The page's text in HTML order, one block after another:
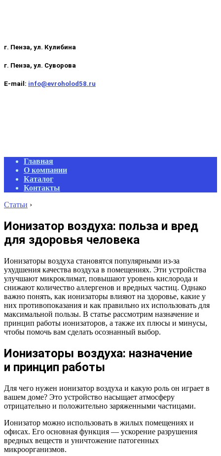
г. Пенза, ул. Кулибина
г. Пенза, ул. Суворова
E-mail: info@evroholod58.ru
Primary
Navigation
Menu
Главная
О компании
Каталог
Контакты
Статьи ›
Ионизатор воздуха: польза и вред
для здоровья человека
Ионизаторы воздуха становятся популярными из-за
ухудшения качества воздуха в помещениях. Эти устройства
улучшают микроклимат, повышают уровень кислорода и
снижают количество аллергенов и вредных частиц. Однако
важно понять, как ионизаторы влияют на здоровье, какие у
них противопоказания и как правильно их использовать для
максимальной пользы. В статье рассмотрим назначение и
принцип работы ионизаторов, а также их плюсы и минусы,
чтобы помочь вам сделать осознанный выбор.
Ионизаторы воздуха: назначение
и принцип работы
Для чего нужен ионизатор воздуха и какую роль он играет в
вашем доме? Это устройство насыщает атмосферу
отрицательно и положительно заряженными частицами.
Ионизатор можно использовать в жилых помещениях и
офисах. Его основная функция — ускорение разрушения
вредных веществ и уничтожение патогенных
микроорганизмов.